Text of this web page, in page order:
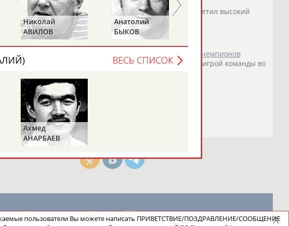
Главный тренер "Ростова" Иван Данильянц
отметил высокий
агентство СТАДИОН
сыграет с "Атлетико" в матче группового этапа Лиги чемпионов
"Ростов" официально возглавляет Иван Данильянц
, игрой команды во
агентство СТАДИОН
Адресов в новостной рассылке: 996
Николай
АВИЛОВ
Анатолий
БЫКОВ
ВЕСЬ СПИСОК
Ахмед
АНАРБАЕВ
пользователи Вы можете написать ПРИВЕТСТВИЕ/ПОЗДРАВЛЕНИЕ/СООБЩЕНИЕ